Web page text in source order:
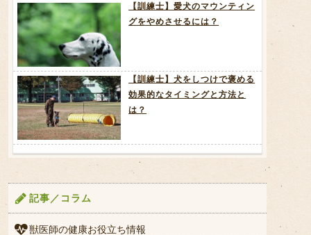
【訓練士】愛犬のマウンティン
グをやめさせるには？
【訓練士】犬をしつけで褒める
効果的なタイミングと方法と
は？
記事／コラム
獣医師の健康お役立ち情報